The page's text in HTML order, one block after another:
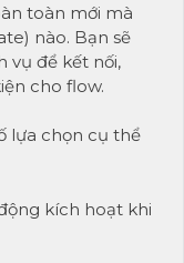
toàn mới mà
nào. Bạn sẽ
vụ để kết nối,
cho flow.
lựa chọn cụ thể
kích hoạt khi